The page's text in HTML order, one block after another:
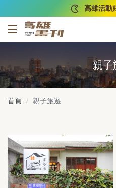
高雄活動
高雄畫刊
親子
首頁 親子旅遊